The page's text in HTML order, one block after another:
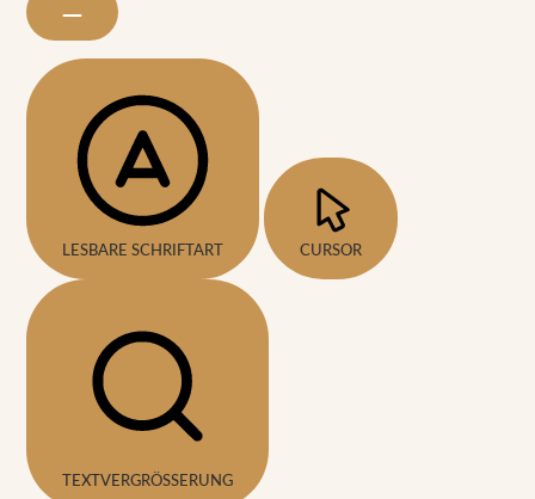
LESBARE SCHRIFTART CURSOR
TEXTVERGRÖSSERUNG